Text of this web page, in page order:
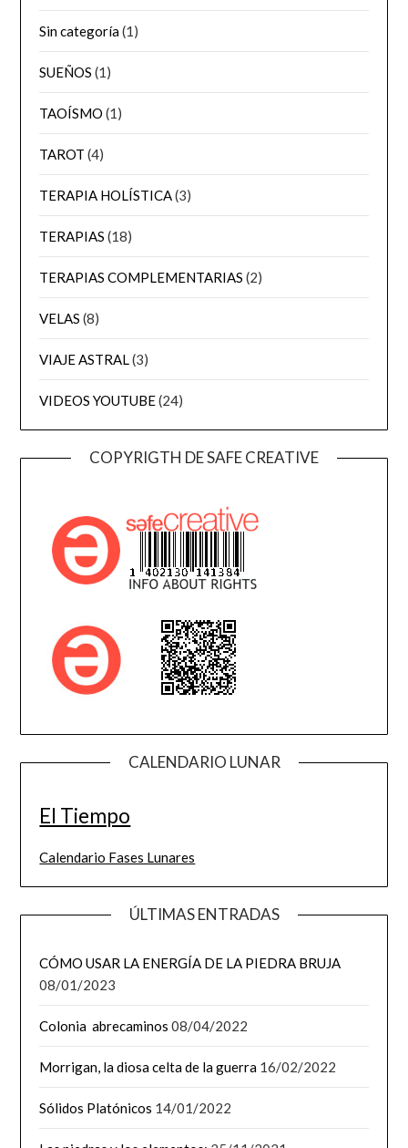
Sin categoría(1)
SUEÑOS (1)
TAOÍSMO (1)
TAROT (4)
TERAPIA HOLÍSTICA(3)
TERAPIAS (18)
TERAPIAS COMPLEMENTARIAS (2)
VELAS (8)
VIAJE ASTRAL(3)
VIDEOS YOUTUBE(24)
COPYRIGTH DE SAFE CREATIVE
CALENDARIO LUNAR
El Tiempo
Calendario Fases Lunares
ÚLTIMAS ENTRADAS
CÓMO USAR LA ENERGÍA DE LA PIEDRA BRUJA
08/01/2023
Colonia abrecaminos 08/04/2022
Morrigan, la diosa celta de la guerra 16/02/2022
Sólidos Platónicos 14/01/2022